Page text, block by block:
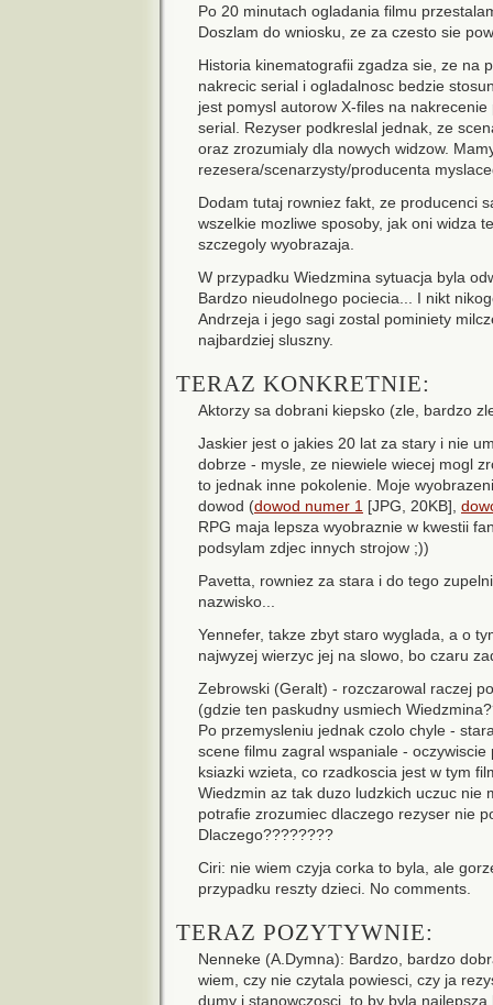
Po 20 minutach ogladania filmu
Doszlam do wniosku, ze za czesto sie
Historia kinematografii zgadza sie, ze na
nakrecic serial i ogladalnosc bedzie
jest pomysl autorow X-files na
serial. Rezyser podkreslal jednak, ze
oraz zrozumialy dla nowych widzow.
rezesera/scenarzysty/producenta
Dodam tutaj rowniez fakt, ze producenci
wszelkie mozliwe sposoby, jak oni widza
szczegoly wyobrazaja.
W przypadku Wiedzmina sytuacja byla
Bardzo nieudolnego pociecia... I nikt
Andrzeja i jego sagi zostal pominiety
najbardziej sluszny.
TERAZ KONKRETNIE:
Aktorzy sa dobrani kiepsko (zle, bardzo
Jaskier jest o jakies 20 lat za stary i nie
dobrze - mysle, ze niewiele wiecej mogl
to jednak inne pokolenie. Moje
dowod (dowod numer 1 [JPG, 20KB],
RPG maja lepsza wyobraznie w kwestii
podsylam zdjec innych strojow ;))
Pavetta, rowniez za stara i do tego
nazwisko...
Yennefer, takze zbyt staro wyglada, a o
najwyzej wierzyc jej na slowo, bo czaru
Zebrowski (Geralt) - rozczarowal raczej
(gdzie ten paskudny usmiech
Po przemysleniu jednak czolo chyle -
scene filmu zagral wspaniale -
ksiazki wzieta, co rzadkoscia jest w tym
Wiedzmin az tak duzo ludzkich uczuc nie
potrafie zrozumiec dlaczego rezyser nie
Dlaczego????????
Ciri: nie wiem czyja corka to byla, ale
przypadku reszty dzieci. No comments.
TERAZ POZYTYWNIE:
Nenneke (A.Dymna): Bardzo, bardzo
wiem, czy nie czytala powiesci, czy ja
dumy i stanowczosci, to by byla